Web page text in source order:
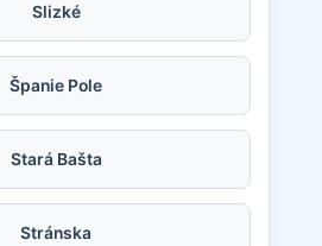
Slizké
Španie Pole
Stará Bašta
Stránska